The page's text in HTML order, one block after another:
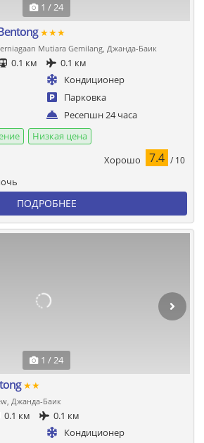
1 / 24
★★★
Mutiara Gemilang, Джанда-Баик
0.1 км
0.1 км
Кондиционер
Парковка
Ресепшн 24 часа
Низкая цена
Хорошо 7.4 / 10
ПОДРОБНЕЕ
1 / 24
★★
Джанда-Баик
0.1 км
0.1 км
Кондиционер